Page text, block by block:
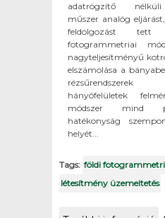
adatrögzítő nélküli
műszer analóg
feldolgozást tett
fotogrammetriai
nagyteljesítményű
elszámolása a
rézsűrendszerek
hányófelületek
módszer mind
hatékonyság
helyét...
Tags: földi
létesítmény üzemeltetés